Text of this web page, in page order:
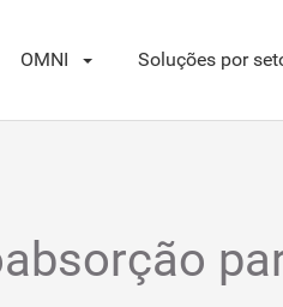
OMNI Soluções por